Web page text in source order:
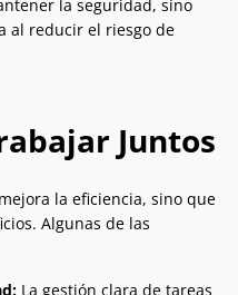
la seguridad, sino
al reducir el riesgo de
Juntos
la eficiencia, sino que
Algunas de las
La gestión clara de tareas